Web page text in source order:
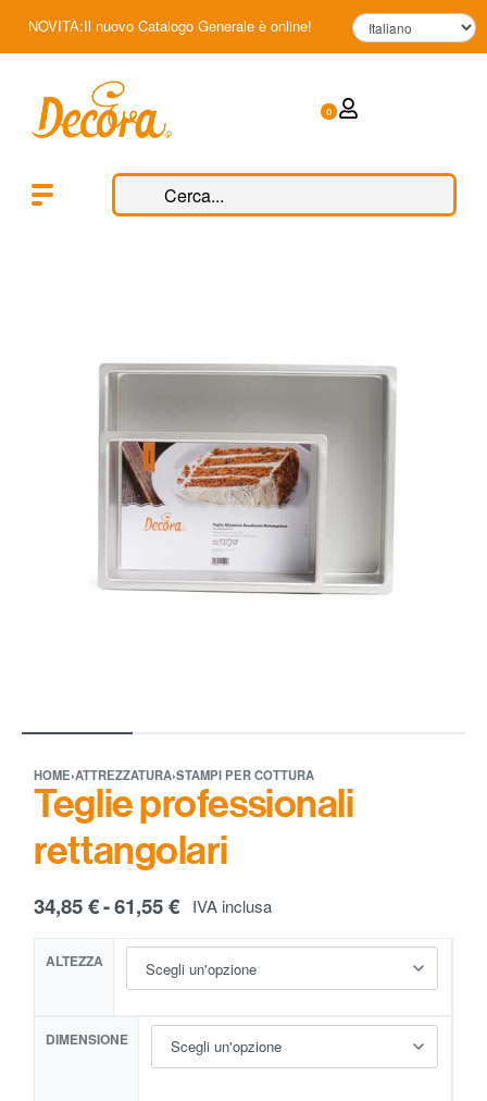
NOVITÀ:Il nuovo Catalogo Generale è online!
0
HOME›ATTREZZATURA›STAMPI PER COTTURA
Teglie professionali
rettangolari
34,85€ 61,55€ IVA inclusa
ALTEZZA
DIMENSIONE